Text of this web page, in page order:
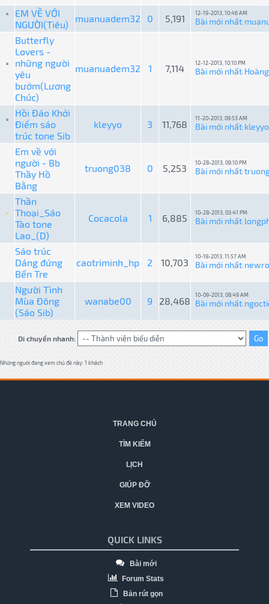
EM VỀ VỚI
NGƯỜI(Tiêu)
muanuadem32 0 5,191 12-19-2013, 10:46 AM
Bài mới nhất:
Butterfly
Lovers -
những người
yêu
bướm(Lương
Chúc)
muanuadem32 1 7,114 12-12-2013, 10:10 PM
Bài mới nhất:
Hồi Đáo Khởi
Điểm sáo
trúc tone Sib
kleyyo 3 11,768
11-20-2013, 09:53 AM
Bài mới nhất: kleyyo
Em về với
người - Bb
Thầy Hồ
Bằng
truong038 0 5,253 10-28-2013, 09:10 PM
Bài mới nhất:
Thần
Thoại_Sáo
Tào tone
Lao_(D)
Cocacola 1 6,885 10-28-2013, 03:41 PM
Bài mới nhất:
Sáo trúc
Dáng đứng
Bến Tre
caotriminh_hp 2 10,703
10-18-2013, 11:57 AM
Bài mới nhất:
Người Tình
Mùa Đông
(Sáo Sib)
wanabe00 9 28,468
10-09-2013, 08:49 AM
Bài mới nhất:
Di chuyển nhanh:
Những người đang xem chủ đề này: 1 khách
TRANG CHỦ
TÌM KIẾM
LỊCH
GIÚP ĐỠ
XEM VIDEO
QUICK LINKS
Bài mới
Forum Stats
Bản rút gọn